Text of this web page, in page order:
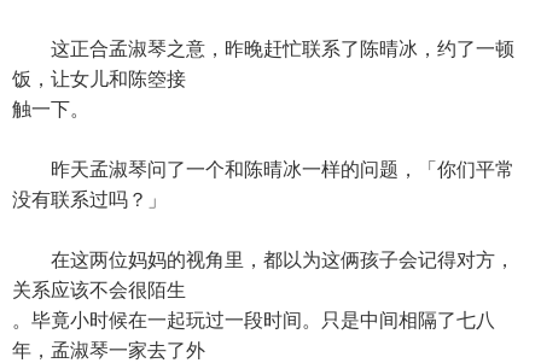
这正合孟淑琴之意，昨晚赶忙联系了陈晴冰，约了一顿
饭，让女儿和陈箜接
触一下。
昨天孟淑琴问了一个和陈晴冰一样的问题，「你们平常
没有联系过吗？」
在这两位妈妈的视角里，都以为这俩孩子会记得对方，
关系应该不会很陌生
。毕竟小时候在一起玩过一段时间。只是中间相隔了七八
年，孟淑琴一家去了外